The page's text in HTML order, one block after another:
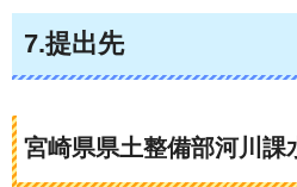
7.提出先
宮崎県県土整備部河川課